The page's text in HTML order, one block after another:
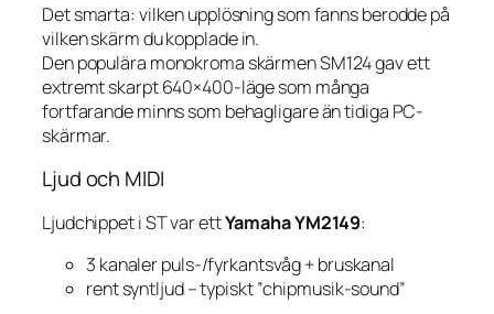
Det smarta: vilken upplösning som fanns berodde på
vilken skärmdu kopplade in.
Den populära monokroma skärmen SM124 gav ett
extremt skarpt 640×400-läge som många
fortfarande minns som behagligare än tidiga PC-
skärmar.
Ljud och MIDI
Ljudchippet i ST var ettYamaha YM2149:
3 kanaler puls-/fyrkantsvåg + bruskanal
rent syntljud – typiskt ”chipmusik-sound”